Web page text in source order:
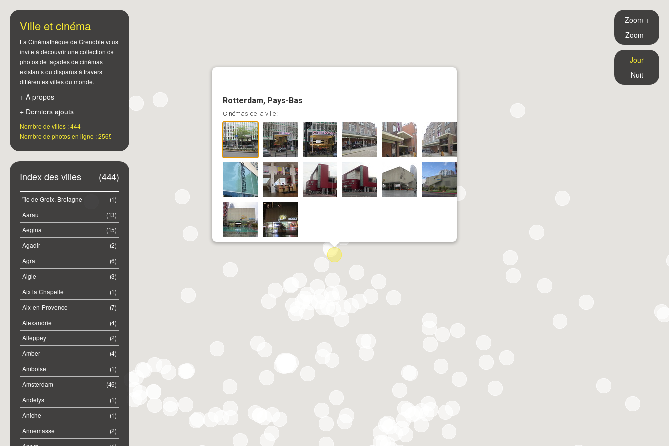
Rotterdam, Pays-Bas
Cinémas de la ville :
Ville et cinéma
La Cinémathèque de Grenoble vous
invite à découvrir une collection de
photos de façades de cinémas
existants ou disparus à travers
différentes villes du monde.
+ A propos
+ Derniers ajouts
Nombre de villes : 444
Nombre de photos en ligne : 2565
(444)
Index des villes
(1)
'île de Groix, Bretagne
(13)
Aarau
(15)
Aegina
(2)
Agadir
(6)
Agra
(3)
Aigle
(1)
Aix la Chapelle
(7)
Aix-en-Provence
(4)
Alexandrie
(2)
Alleppey
(4)
Amber
(1)
Amboise
(46)
Amsterdam
(1)
Andelys
(1)
Aniche
(2)
Annemasse
Zoom +
Zoom -
Jour
Nuit